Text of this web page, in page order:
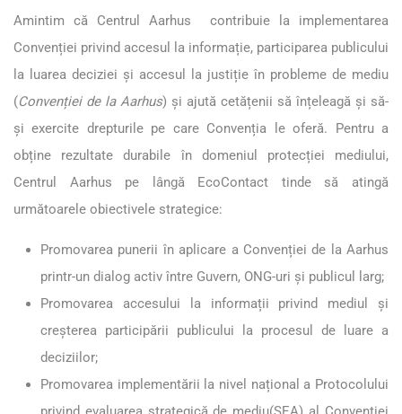
Amintim că Centrul Aarhus contribuie la implementarea
Convenției privind accesul la informație, participarea publicului
la luarea deciziei și accesul la justiție în probleme de mediu
(Convenției de la Aarhus) și ajută cetățenii să înțeleagă și să-
și exercite drepturile pe care Convenția le oferă. Pentru a
obține rezultate durabile în domeniul protecției mediului,
Centrul Aarhus pe lângă EcoContact tinde să atingă
următoarele obiectivele strategice:
Promovarea punerii în aplicare a Convenției de la Aarhus
printr-un dialog activ între Guvern, ONG-uri și publicul larg;
Promovarea accesului la informații privind mediul și
creșterea participării publicului la procesul de luare a
deciziilor;
Promovarea implementării la nivel național a Protocolului